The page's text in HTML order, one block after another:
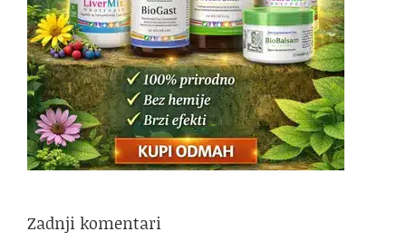
Zadnji komentari